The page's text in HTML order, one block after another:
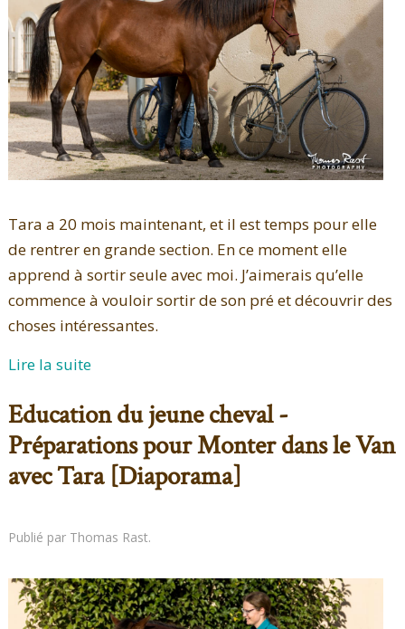
Tara a 20 mois maintenant, et il est temps pour elle
de rentrer en grande section. En ce moment elle
apprend à sortir seule avec moi. J’aimerais qu’elle
commence à vouloir sortir de son pré et découvrir des
choses intéressantes.
Lire la suite
Education du jeune cheval -
Préparations pour Monter dans le Van
avec Tara [Diaporama]
Publié par Thomas Rast.